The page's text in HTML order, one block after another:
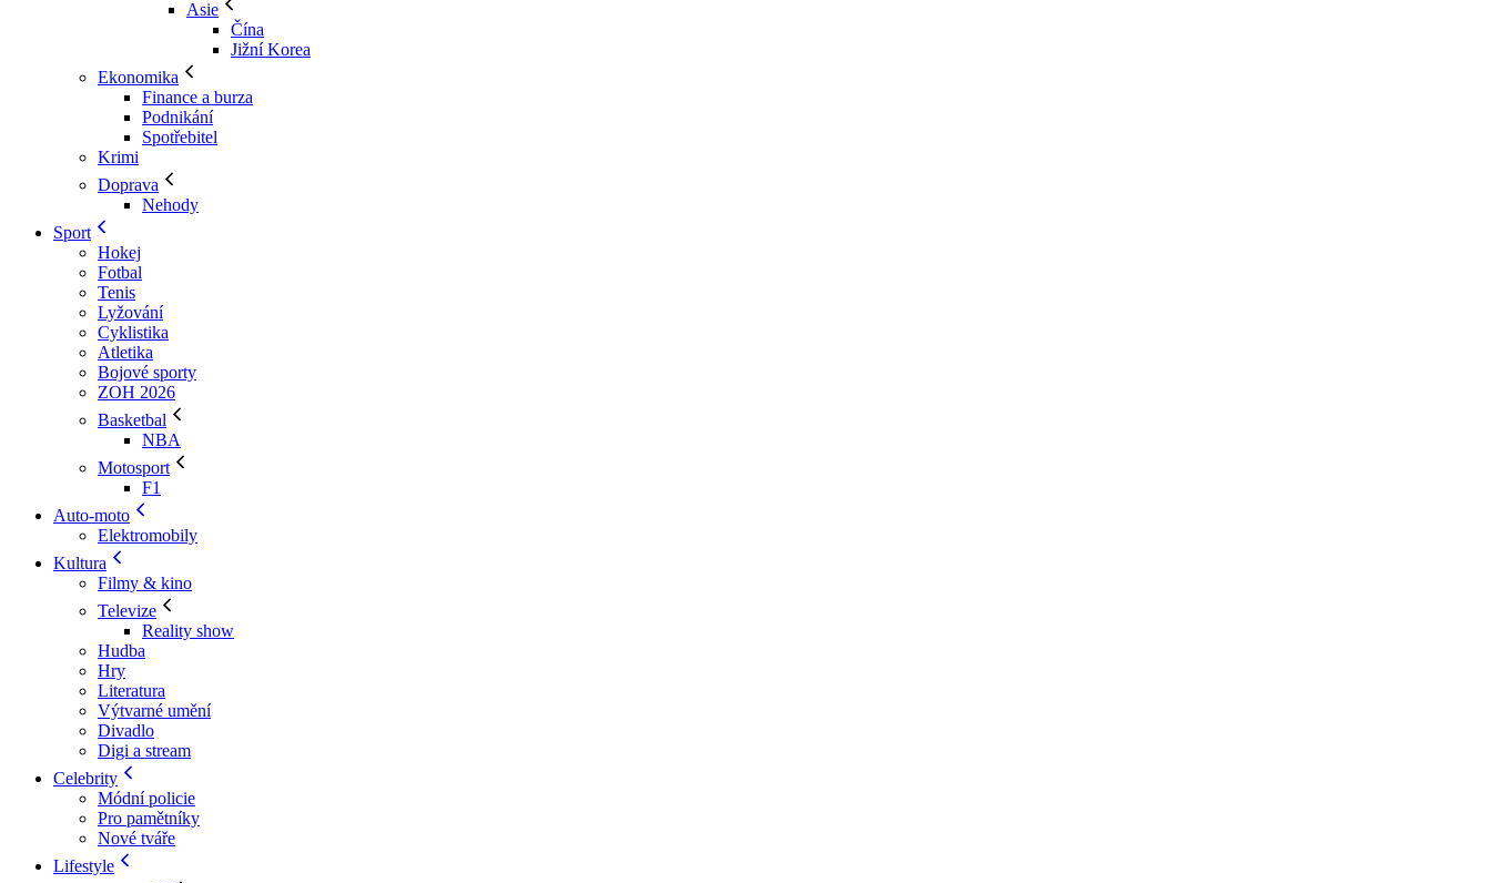
Asie
Čína
Jižní Korea
Ekonomika
Finance a burza
Podnikání
Spotřebitel
Krimi
Doprava
Nehody
Sport
Hokej
Fotbal
Tenis
Lyžování
Cyklistika
Atletika
Bojové sporty
ZOH 2026
Basketbal
NBA
Motosport
F1
Auto-moto
Elektromobily
Kultura
Filmy & kino
Televize
Reality show
Hudba
Hry
Literatura
Výtvarné umění
Divadlo
Digi a stream
Celebrity
Módní policie
Pro pamětníky
Nové tváře
Lifestyle